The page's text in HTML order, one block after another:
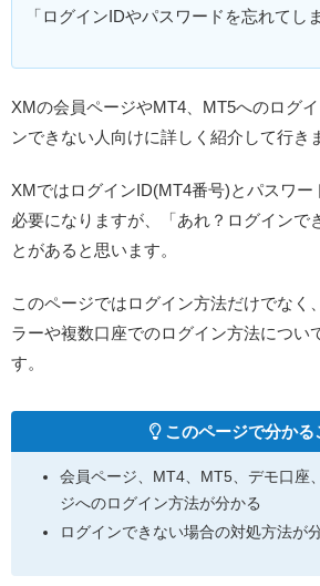
「ログインIDやパスワードを忘れてし
XMの会員ページやMT4、MT5へのログ
ンできない人向けに詳しく紹介して行き
XMではログインID(MT4番号)とパスワ
必要になりますが、「あれ？ログインで
とがあると思います。
このページではログイン方法だけでなく
ラーや複数口座でのログイン方法につい
す。
このページで分かる
会員ページ、MT4、MT5、デモ口座
ジへのログイン方法が分かる
ログインできない場合の対処方法が